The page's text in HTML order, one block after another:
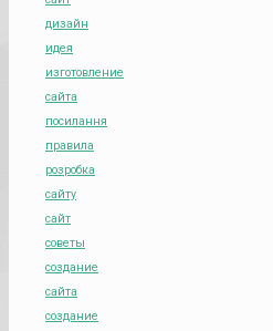
дизайн
идея
изготовление
сайта
посилання
правила
розробка
сайту
сайт
советы
создание
сайта
создание